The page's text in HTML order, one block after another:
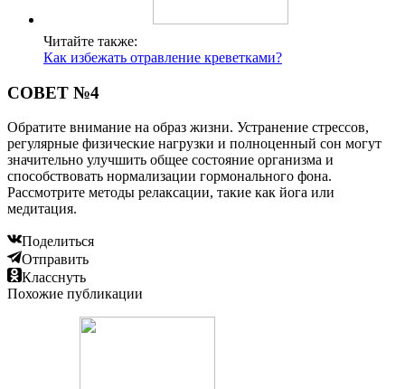
Читайте также:
Как избежать отравление креветками?
СОВЕТ №4
Обратите внимание на образ жизни. Устранение стрессов,
регулярные физические нагрузки и полноценный сон могут
значительно улучшить общее состояние организма и
способствовать нормализации гормонального фона.
Рассмотрите методы релаксации, такие как йога или
медитация.
Поделиться
Отправить
Класснуть
Похожие публикации